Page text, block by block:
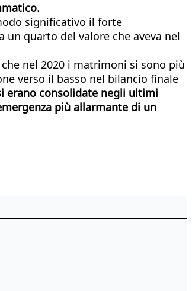
significativo il forte
quarto del valore che aveva nel
nel 2020 i matrimoni si sono più
verso il basso nel bilancio finale
erano consolidate negli ultimi
più allarmante di un